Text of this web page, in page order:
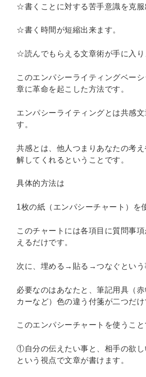
☆書くことに対する苦手意識を克服
☆書く時間が短縮出来ます。
☆読んでもらえる文章術が手に入り
このエンパシーライティングベー
章に革命を起こした方法です。
エンパシーライティングとは共感
す。
共感とは、他人つまりあなたの考
解してくれるということです。
具体的方法は
1枚の紙（エンパシーチャート）を
このチャートには各項目に質問事
えるだけです。
次に、埋める→貼る→つなぐという
必要なのはあなたと、筆記用具（
カーなど）色の違う付箋が二つだけ
このエンパシーチャートを使うこと
①自分の伝えたい事と、相手の欲
という視点で文章が書けます。